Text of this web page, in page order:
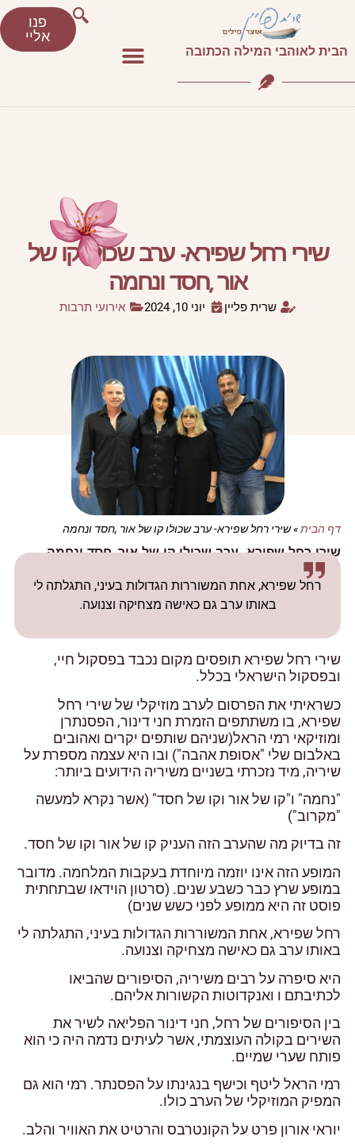
הבית לאוהבי המילה הכתובה
פנו
אליי
שירי רחל שפירא- ערב שכולו קו של
אור ,חסד ונחמה
שרית פליין יוני 10, 2024 אירועי תרבות
דף הבית»שירי רחל שפירא- ערב שכולו קו של אור ,חסד ונחמה
שירי רחל שפירא- ערב שכולו קו של אור ,חסד ונחמה
רחל שפירא, אחת המשוררות הגדולות בעיני, התגלתה לי
באותו ערב גם כאישה מצחיקה וצנועה.
שירי רחל שפירא תופסים מקום נכבד בפסקול חיי,
ובפסקול הישראלי בכלל.
כשראיתי את הפרסום לערב מוזיקלי של שירי רחל
שפירא, בו משתתפים הזמרת חני דינור, הפסנתרן
ומוזיקאי רמי הראל(שניהם שותפים יקרים ואהובים
באלבום שלי "אסופת אהבה") ובו היא עצמה מספרת על
שיריה, מיד נזכרתי בשניים משיריה הידועים ביותר:
"נחמה" ו"קו של אור וקו של חסד" (אשר נקרא למעשה
"מקרוב")
זה בדיוק מה שהערב הזה העניק קו של אור וקו של חסד.
המופע הזה אינו יוזמה מיוחדת בעקבות המלחמה. מדובר
במופע שרץ כבר כשבע שנים. (סרטון הוידאו שבתחתית
פוסט זה היא ממופע לפני כשש שנים)
רחל שפירא, אחת המשוררות הגדולות בעיני, התגלתה לי
באותו ערב גם כאישה מצחיקה וצנועה.
היא סיפרה על רבים משיריה, הסיפורים שהביאו
לכתיבתם ו ואנקדוטות הקשורות אליהם.
בין הסיפורים של רחל, חני דינור הפליאה לשיר את
השירים בקולה העוצמתי, אשר לעיתים נדמה היה כי הוא
פותח שערי שמיים.
רמי הראל ליטף וכישף בנגינתו על הפסנתר. רמי הוא גם
המפיק המוזיקלי של הערב כולו.
יוראי אורון פרט על הקונטרבס והרטיט את האוויר והלב.